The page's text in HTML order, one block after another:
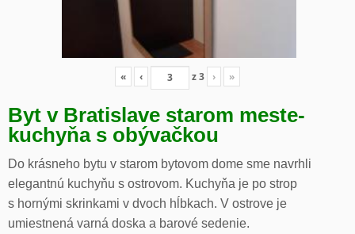
« ‹ z3 › »
Byt v Bratislave starom meste-
kuchyňa s obývačkou
Do krásneho bytu v starom bytovom dome sme navrhli
elegantnú kuchyňu s ostrovom. Kuchyňa je po strop
s hornými skrinkami v dvoch hĺbkach. V ostrove je
umiestnená varná doska a barové sedenie.